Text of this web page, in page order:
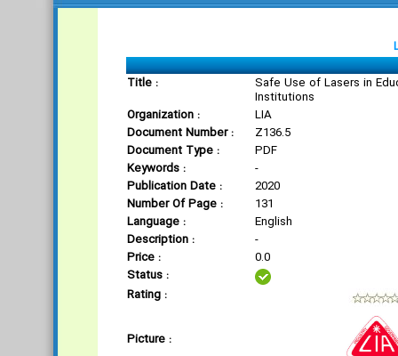
Title :
Safe Use of Lasers in
Institutions
Organization :
LIA
Document Number :
Z136.5
Document Type :
PDF
Keywords :
-
Publication Date :
2020
Number Of Page :
131
Language :
English
Description :
-
Price :
0.0
Status :
Rating :
Picture :